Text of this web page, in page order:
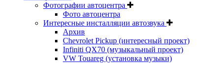
Фотографии автоцентра
Фото автоцентра
Интересные инсталляции автозвука
Архив
Chevrolet Pickup (интересный проект)
Infiniti QX70 (музыкальный проект)
VW Touareg (установка музыки)